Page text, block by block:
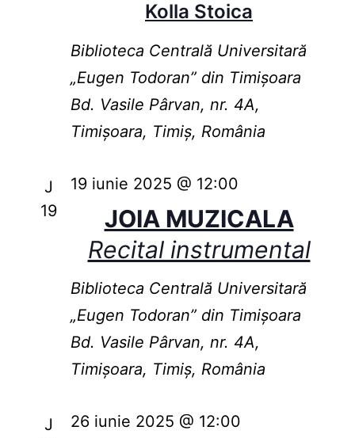
Kolla Stoica
Biblioteca Centrală Universitară
„Eugen Todoran” din Timişoara
Bd. Vasile Pârvan, nr. 4A,
Timișoara, Timiș, România
J
19
JOIA MUZICALA
Recital instrumental
19 iunie 2025 @ 12:00
Biblioteca Centrală Universitară
„Eugen Todoran” din Timişoara
Bd. Vasile Pârvan, nr. 4A,
Timișoara, Timiș, România
J
26 iunie 2025 @ 12:00